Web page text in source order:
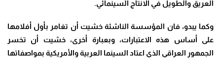
العريق والطويل في الانتاج السينمائي.
وكما يبدو، فان المؤسسة الناشئة خشيت أن تغامر بأول أفلامها
على أساس هذه الاعتبارات، وبعبارة أخرى، خشيت أن تخسر
الجمهور العراقي الذي اعتاد السينما العربية والأمريكية بمواصفاتها